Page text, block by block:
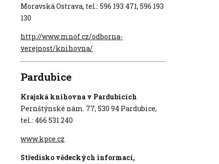
Moravská Ostrava, tel.: 596 193 471, 596 193
130
http://www.mnof.cz/odborna-
verejnost/knihovna/
Pardubice
Krajská knihovna v Pardubicích
Pernštýnské nám. 77, 530 94 Pardubice,
tel.: 466 531 240
www.kpce.cz
Středisko vědeckých informací,